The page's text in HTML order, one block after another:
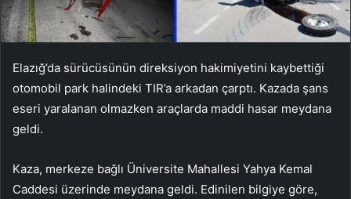
Elazığ’da sürücüsünün direksiyon hakimiyetini kaybettiği
otomobil park halindeki TIR’a arkadan çarptı. Kazada şans
eseri yaralanan olmazken araçlarda maddi hasar meydana
geldi.
Kaza, merkeze bağlı Üniversite Mahallesi Yahya Kemal
Caddesi üzerinde meydana geldi. Edinilen bilgiye göre,